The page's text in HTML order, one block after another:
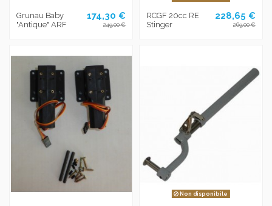
Grunau Baby
"Antique" ARF
174,30 €
249,00 €
RCGF 20cc RE
Stinger
228,65 €
269,00 €
Non disponibile